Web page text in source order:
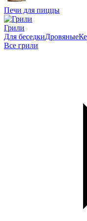
Печи для пиццы
Грили
Для беседкиДровяные
Все грили